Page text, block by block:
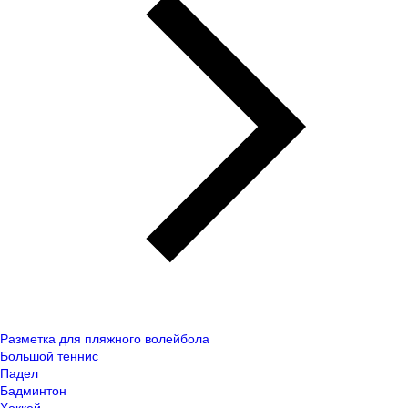
Разметка для пляжного волейбола
Большой теннис
Падел
Бадминтон